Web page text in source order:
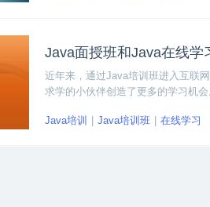
Java面授班和Java在线学
近年来，通过Java培训班进入互联
求学的小伙伴创造了更多的学习机
Java培训
Java培训班 在线学习